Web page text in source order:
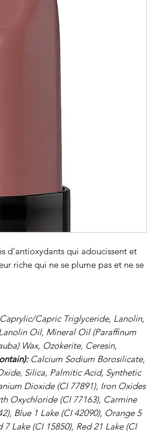
d'antioxydants qui adoucissent et
riche qui ne se plume pas et ne se
Capric Triglyceride, Lanolin,
Oil, Mineral Oil (Paraffinum
Wax, Ozokerite, Ceresin,
Calcium Sodium Borosilicate,
Silica, Palmitic Acid, Synthetic
Dioxide (CI 77891), Iron Oxides
Oxychloride (CI 77163), Carmine
Blue 1 Lake (CI 42090), Orange 5
7 Lake (CI 15850), Red 21 Lake (CI